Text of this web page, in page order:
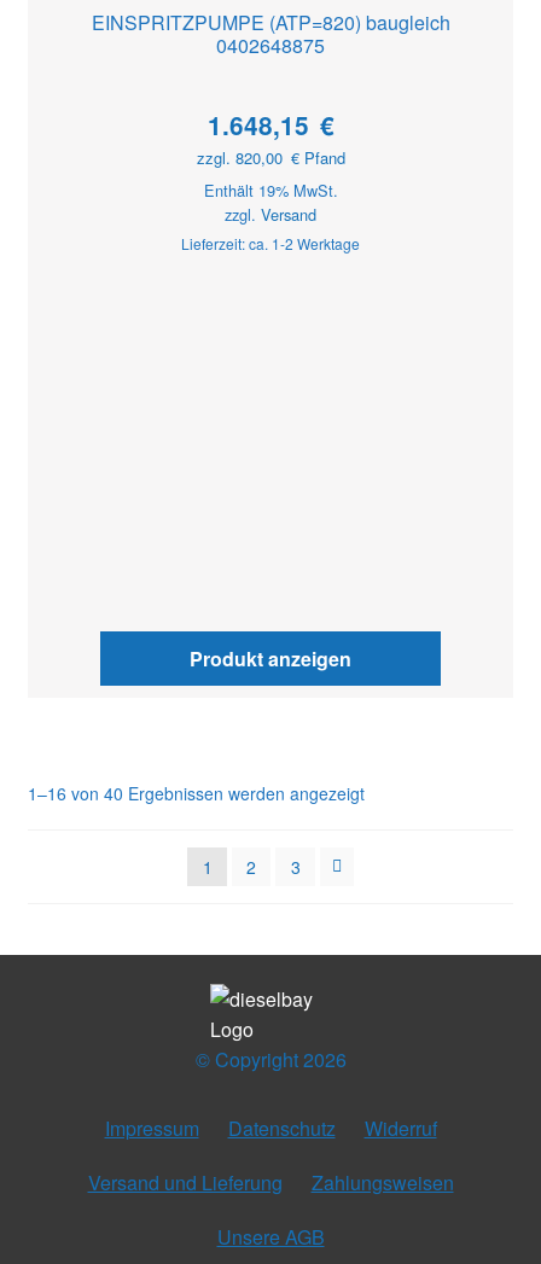
EINSPRITZPUMPE (ATP=820) baugleich
0402648875
1.648,15 €
zzgl. 820,00 €Pfand
Enthält 19% MwSt.
zzgl. Versand
Lieferzeit: ca. 1-2 Werktage
Produkt anzeigen
1–16 von 40 Ergebnissen werden angezeigt
1 2 3
© Copyright 2026
Impressum Datenschutz
Widerruf
Versand und Lieferung
Zahlungsweisen
Unsere AGB